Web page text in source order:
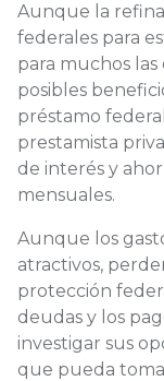
Aunque la
federales para
para muchos las
posibles
préstamo
prestamista
de interés y
mensuales.
Aunque los
atractivos,
protección
deudas y los
investigar sus
que pueda